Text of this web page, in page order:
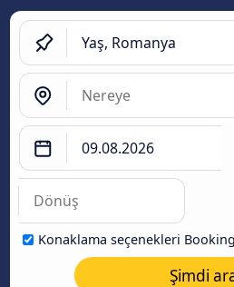
Konaklama seçenekleri
Şimdi